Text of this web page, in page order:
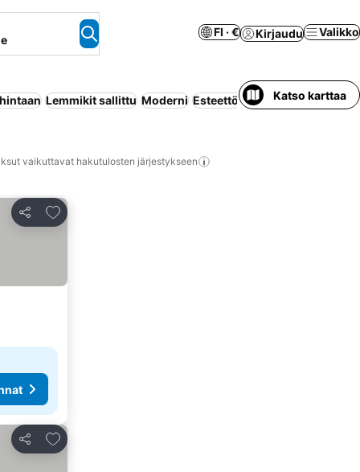
FI · € Kirjaudu Valikko
Lemmikit sallittu Moderni Esteettömyys Sauna
Katso karttaa
vaikuttavat hakutulosten järjestykseen
Jaa
Lisää suosikkeihin
Jaa
Lisää suosikkeihin